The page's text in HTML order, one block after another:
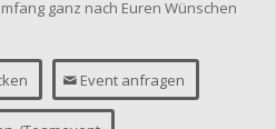
ganz nach Euren Wünschen
Event anfragen